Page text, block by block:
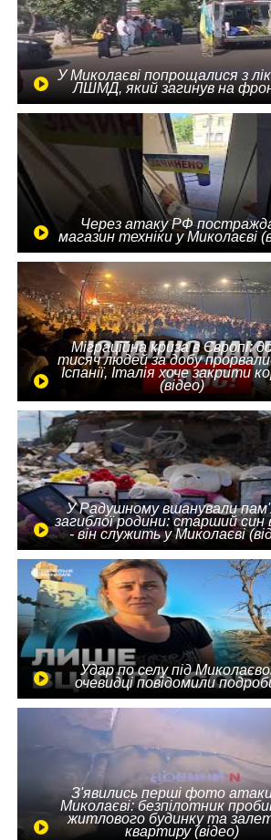
У Миколаєві попрощалися з
ЛШМД, який загинув на
Через атаку РФ
магазин техніки у Миколаєві
Міграційна криза в Європі:
тисяч людей за добу
Іспанії, Італія хоче закрити
(відео)
У Радушному вшанували
загиблої родини: старший син
- він служить у Миколаєві
Удар по селу під
очевидці повідомили
З'явились перші фото
Миколаєві: безпілотник
житлового будинку та
квартиру (відео)